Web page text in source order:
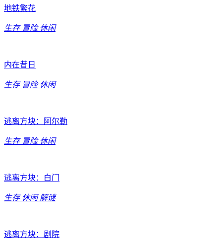
地铁繁花
生存 冒险 休闲
内在昔日
生存 冒险 休闲
逃离方块：阿尔勒
生存 冒险 休闲
逃离方块：白门
生存 休闲 解谜
逃离方块：剧院